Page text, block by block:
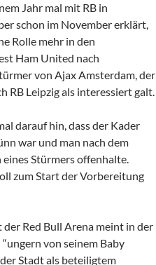
Jahr mal mit RB in
schon im November erklärt,
Rolle mehr in den
Ham United nach
von Ajax Amsterdam, der
RB Leipzig als interessiert galt.
darauf hin, dass der Kader
war und man nach dem
Stürmers offenhalte.
zum Start der Vorbereitung
Red Bull Arena meint in der
von seinem Baby
Stadt als beteiligtem